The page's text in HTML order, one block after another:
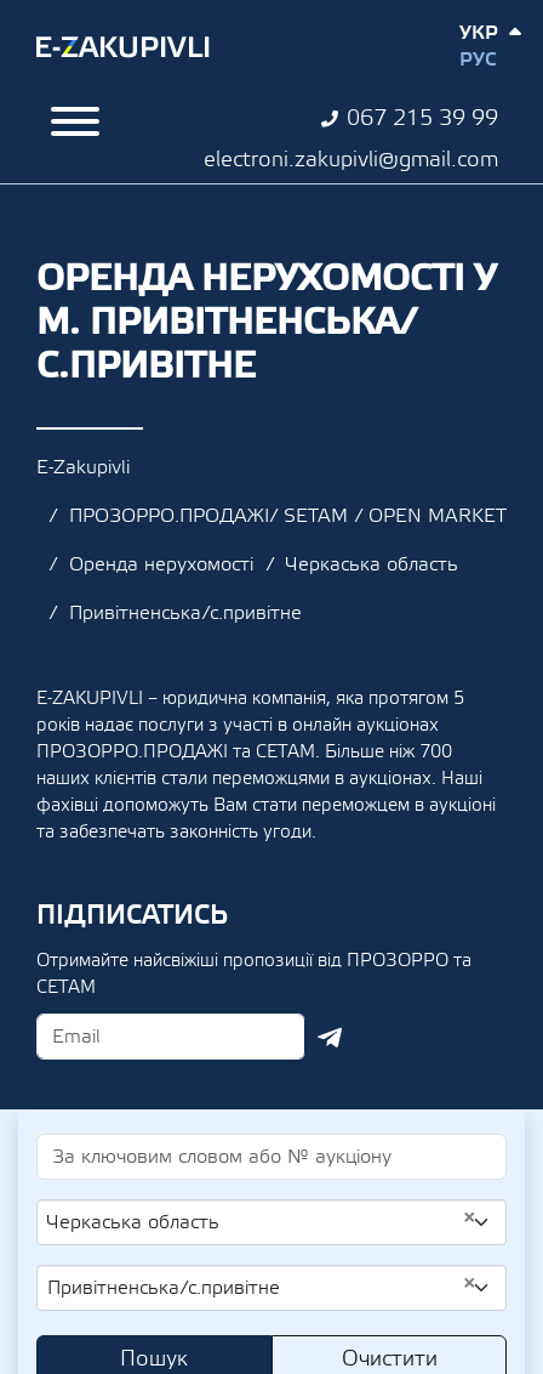
067 215 39 99
electroni.zakupivli@gmail.com
УКР
РУС
ОРЕНДА НЕРУХОМОСТІ У
М. ПРИВІТНЕНСЬКА/
С.ПРИВІТНЕ
E-Zakupivli
ПРОЗОРРО.ПРОДАЖІ/ SETAM / OPEN MARKET
Оренда нерухомості
Черкаська область
Привітненська/с.привітне
E-ZAKUPIVLI – юридична компанія, яка протягом 5
років надає послуги з участі в онлайн аукціонах
ПРОЗОРРО.ПРОДАЖІ та СЕТАМ. Більше ніж 700
наших клієнтів стали переможцями в аукціонах. Наші
фахівці допоможуть Вам стати переможцем в аукціоні
та забезпечать законність угоди.
ПІДПИСАТИСЬ
Отримайте найсвіжіші пропозиції від ПРОЗОРРО та
СЕТАМ
×
Черкаська область
×
Привітненська/с.привітне
Пошук Очистити